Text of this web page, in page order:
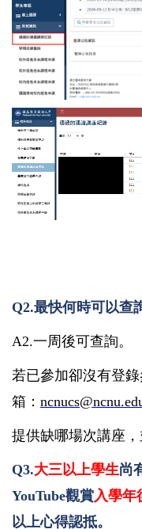
Q2.最快何時可以查
A2.一周後可查詢。
若已參加卻沒有登
箱：
提供缺哪場次講座，
Q3.大三以上學生尚
YouTube觀賞入學年
以上心得認抵。